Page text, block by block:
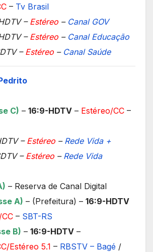
– Tv Brasil
– Estéreo – Canal GOV
– Estéreo – Canal Educação
– Estéreo – Canal Saúde
C) – 16:9-HDTV – Estéreo/CC –
– Estéreo – Rede Vida +
– Estéreo – Rede Vida
– Reserva de Canal Digital
A) – (Prefeitura) – 16:9-HDTV
– SBT-RS
B) – 16:9-HDTV –
Estéreo 5.1 – RBSTV – Bagé /